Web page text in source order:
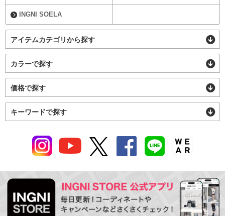
INGNI SOELA
アイテムカテゴリから探す
カラーで探す
価格で探す
キーワードで探す